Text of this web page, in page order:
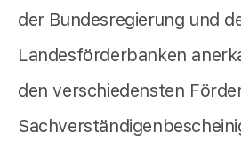
der Bundesregierung und
Landesförderbanken
den verschiedensten